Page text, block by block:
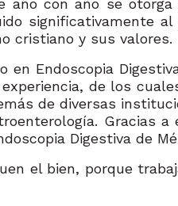
año con año se
significativamente
cristiano y sus valores.
Endoscopia
de los
de diversas
Gracias
Digestiva de
el bien, porque